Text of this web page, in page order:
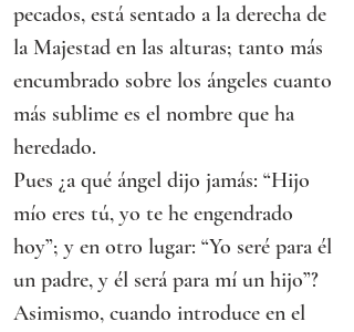
pecados, está sentado a la derecha de
la Majestad en las alturas; tanto más
encumbrado sobre los ángeles cuanto
más sublime es el nombre que ha
heredado.
Pues ¿a qué ángel dijo jamás: “Hijo
mío eres tú, yo te he engendrado
hoy”; y en otro lugar: “Yo seré para él
un padre, y él será para mí un hijo”?
Asimismo, cuando introduce en el